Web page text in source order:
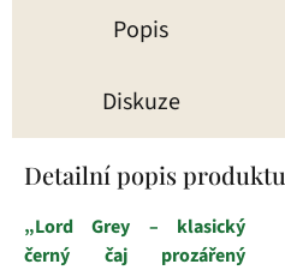
Popis
Diskuze
Detailní popis produktu
„Lord Grey – klasický
černý čaj prozářený